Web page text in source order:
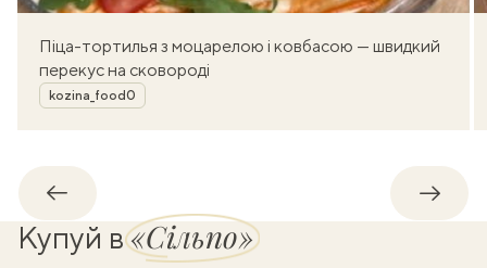
Піца-тортилья з моцарелою і ковбасою — швидкий
перекус на сковороді
Автор
kozina_food0
Назад
Купуй в«Сільпо»